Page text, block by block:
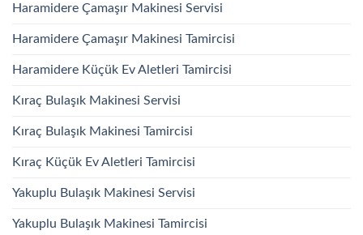
Haramidere Çamaşır Makinesi Servisi
Haramidere Çamaşır Makinesi Tamircisi
Haramidere Küçük Ev Aletleri Tamircisi
Kıraç Bulaşık Makinesi Servisi
Kıraç Bulaşık Makinesi Tamircisi
Kıraç Küçük Ev Aletleri Tamircisi
Yakuplu Bulaşık Makinesi Servisi
Yakuplu Bulaşık Makinesi Tamircisi